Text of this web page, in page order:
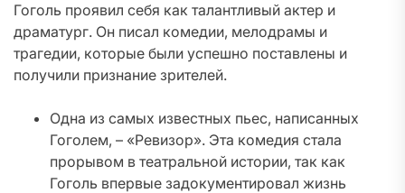
Гоголь проявил себя как талантливый актер и
драматург. Он писал комедии, мелодрамы и
трагедии, которые были успешно поставлены и
получили признание зрителей.
Одна из самых известных пьес, написанных
Гоголем, – «Ревизор». Эта комедия стала
прорывом в театральной истории, так как
Гоголь впервые задокументировал жизнь